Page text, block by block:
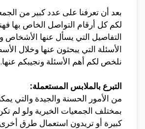
بعد أن تعرفنا على عدد كبير من
لكم كل أرقام التواصل الخاص بها
التفاصيل التي يسأل عنها الأشخاص
الأسئلة التي يبحثون عنها وخلال
نلخص لكم أهم الأسئلة ونجيبكم عنها.
التبرع بالملابس المستعملة:
من الأمور الحسنة والجيدة والتي
بمختلف الجمعيات الخيرية ولو لم
كبيرة أو تريدون استعمال طرق